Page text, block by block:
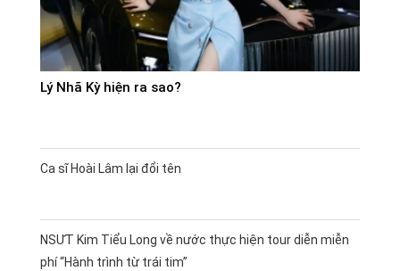
Lý Nhã Kỳ hiện ra sao?
Ca sĩ Hoài Lâm lại đổi tên
NSƯT Kim Tiểu Long về nước thực hiện tour diễn miễn
phí “Hành trình từ trái tim”